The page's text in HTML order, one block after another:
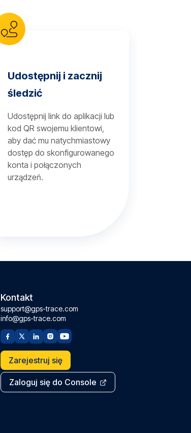
Udostępnij i zacznij
śledzić
Udostępnij link do aplikacji lub
kod QR swojemu klientowi,
aby dać mu natychmiastowy
dostęp do skonfigurowanego
konta i połączonych
urządzeń.
Kontakt
support@gps-trace.com
info@gps-trace.com
Zarejestruj się
Zaloguj się do Console